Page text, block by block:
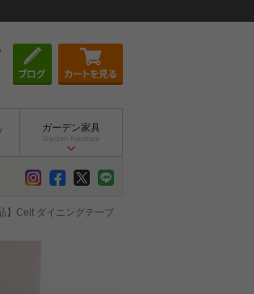
ガーデン家具
Garden Furniture
】Celt ダイニングテーブ